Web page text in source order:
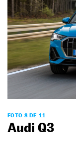
FOTO 8 DE 11
Audi Q3